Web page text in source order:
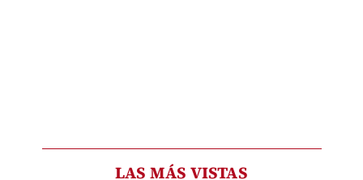
LAS MÁS VISTAS